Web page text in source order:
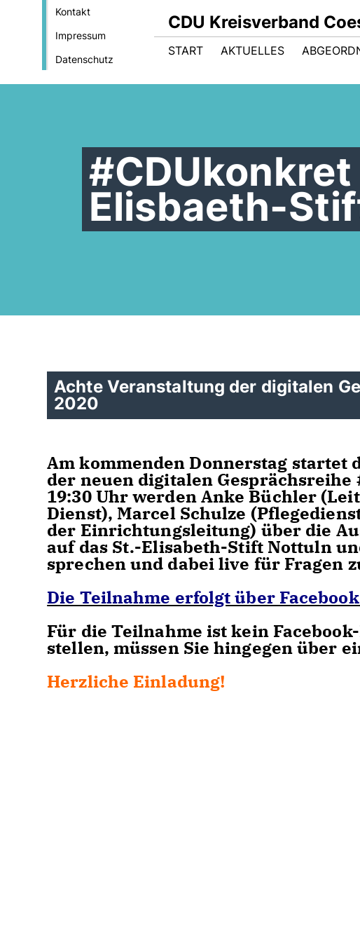
Kontakt
Impressum
Datenschutz
CDU Kreisverband
START AKTUELLES
Elisbaeth-
Achte Veranstaltung der digitalen
2020
Am kommenden Donnerstag
der neuen digitalen Gesprächsreihe
19:30 Uhr werdenAnke Büchler
Dienst), Marcel Schulze
der Einrichtungsleitung) über die
auf das St.-Elisabeth-Stift Nottuln
sprechen und dabei live für Fragen
Die Teilnahme erfolgt über
Für die Teilnahme ist kein
stellen, müssen Sie hingegen über
Herzliche Einladung!